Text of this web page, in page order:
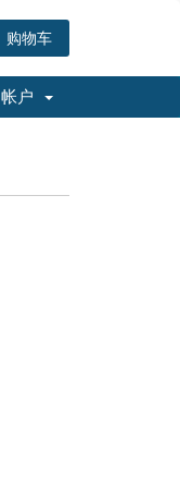
购物车
帐户